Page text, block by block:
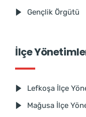
Gençlik Örgütü
İlçe
Lefkoşa İlçe
Mağusa İlçe